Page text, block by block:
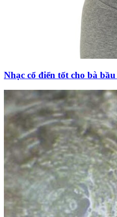
Nhạc cổ điển tốt cho bà